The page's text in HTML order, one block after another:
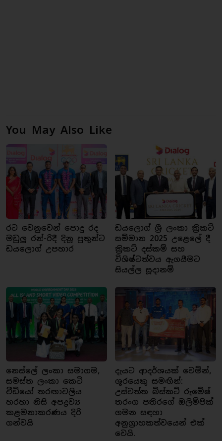
You May Also Like
රට වෙනුවෙන් පොදු රද
මඩුලු රන්-රිදී දිනූ පුතුන්ට
ඩයලොග් උපහාර
ඩයලොග් ශ්‍රී ලංකා ක්‍රිකට්
සම්මාන 2025 උළෙලේ දී
ක්‍රිකට් දස්කම් සහ
විශිෂ්ටත්වය ඇගයීමට
සියල්ල සූදානම්
නෙස්ලේ ලංකා සමාගම,
සමස්ත ලංකා කෙටි
වීඩියෝ තරඟාවලිය
හරහා නිසි අපද්‍රව්‍ය
කළමනාකරණය දිරි
ගන්වයි
දැයට ආදර්ශයක් වෙමින්,
ශූරයෙකු සමඟින්:
උස්වත්ත බිස්කට් රුමේෂ්
තරංග පතිරගේ ඔලිම්පික්
ගමන සඳහා
අනුග්‍රාහකත්වයෙන් එක්
වෙයි.